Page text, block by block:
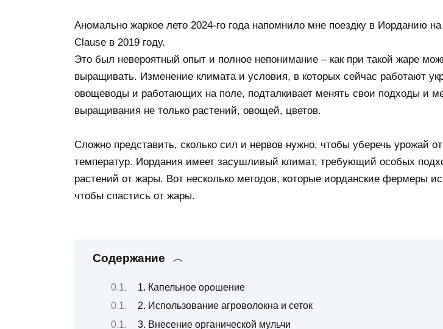
Аномально жаркое лето 2024-го года напомнило мне поездку в Иорданию
Clause в 2019 году.
Это был невероятный опыт и полное непонимание – как при такой жаре
выращивать. Изменение климата и условия, в которых сейчас работают
овощеводы и работающих на поле, подталкивает менять свои подходы и
выращивания не только растений, овощей, цветов.
Сложно представить, сколько сил и нервов нужно, чтобы уберечь урожай
температур. Иордания имеет засушливый климат, требующий особых
растений от жары. Вот несколько методов, которые иорданские фермеры
чтобы спастись от жары.
Содержание
1. Капельное орошение
2. Использование агроволокна и сеток
3. Внесение органической мульчи